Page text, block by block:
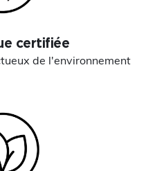
certifiée
de l'environnement